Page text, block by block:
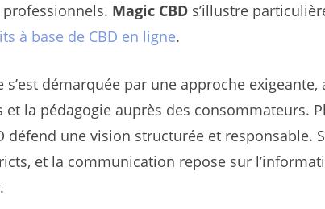
Magic CBD s’illustre
à base de CBD en ligne.
s’est démarquée par une approche
et la pédagogie auprès des consommateurs.
défend une vision structurée et responsable.
et la communication repose sur